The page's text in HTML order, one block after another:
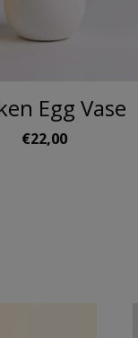
Egg Vase
€22,00